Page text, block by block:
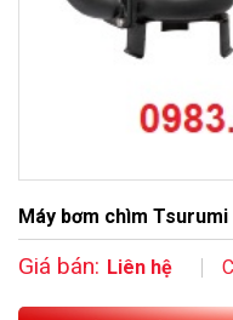
Máy bơm chìm
Giá bán: Liên hệ